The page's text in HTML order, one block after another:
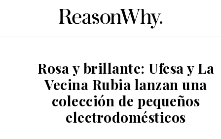
Rosa y brillante: Ufesa y La
Vecina Rubia lanzan una
colección de pequeños
electrodomésticos